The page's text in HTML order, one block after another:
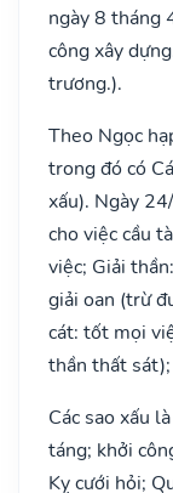
ngày 8 tháng
công xây
trương.).
Theo Ngọc
trong đó có
xấu). Ngày
cho việc cầu
việc; Giải
giải oan (trừ
cát: tốt mọi
thần thất sát);
Các sao xấu
táng; khởi
Kỵ cưới hỏi;